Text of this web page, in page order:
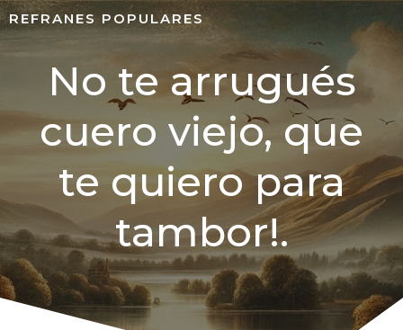
REFRANES POPULARES
No te arrugués
cuero viejo, que
te quiero para
tambor!.